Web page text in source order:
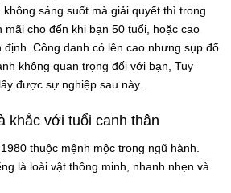
sáng suốt mà giải quyết thì trong
mãi cho đến khi bạn 50 tuổi, hoặc cao
Công danh có lên cao nhưng sụp đổ
không quan trọng đối với bạn, Tuy
được sự nghiệp sau này.
khắc với tuổi canh thân
thuộc mệnh mộc trong ngũ hành.
là loài vật thông minh, nhanh nhẹn và